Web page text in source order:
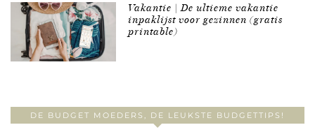
Vakantie | De ultieme vakantie
inpaklijst voor gezinnen (gratis
printable)
DE BUDGET MOEDERS, DE LEUKSTE BUDGETTIPS!